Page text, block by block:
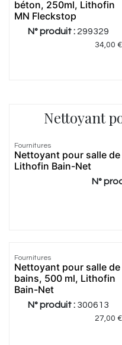
béton, 250ml, Lithofin
MN Fleckstop
N° produit : 299329
34,00 €
Nettoyant
Fournitures
Nettoyant pour salle
Lithofin Bain-Net
N°
Fournitures
Nettoyant pour salle de
bains, 500 ml, Lithofin
Bain-Net
N° produit : 300613
27,00 €